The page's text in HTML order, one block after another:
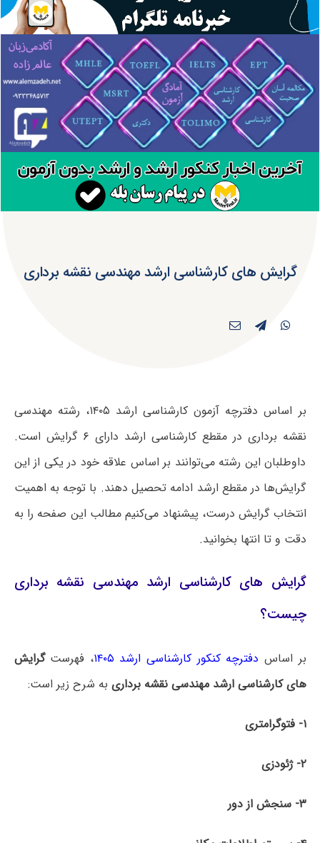
گرایش های کارشناسی ارشد مهندسی نقشه برداری
بر اساس دفترچه آزمون کارشناسی ارشد ۱۴۰۵، رشته مهندسی
نقشه برداری در مقطع کارشناسی ارشد دارای ۶ گرایش است.
داوطلبان این رشته می‌توانند بر اساس علاقه خود در یکی از این
گرایش‌ها در مقطع ارشد ادامه تحصیل دهند. با توجه به اهمیت
انتخاب گرایش درست، پیشنهاد می‌کنیم مطالب این صفحه را به
دقت و تا انتها بخوانید.
گرایش های کارشناسی ارشد مهندسی نقشه برداری
چیست؟
بر اساس دفترچه کنکور کارشناسی ارشد ۱۴۰۵ ، فهرست گرایش
های کارشناسی ارشد مهندسی نقشه برداری به شرح زیر است:
۱- فتوگرامتری
۲- ژئودزی
۳- سنجش از دور